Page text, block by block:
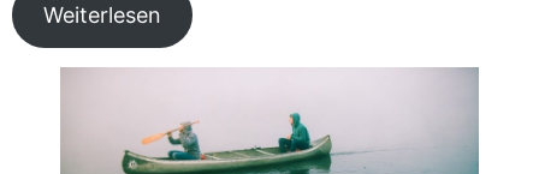
Weiterlesen